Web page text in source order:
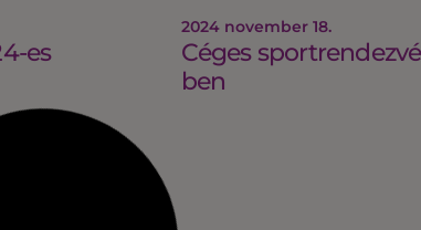
es
2024 november 18.
Céges
ben